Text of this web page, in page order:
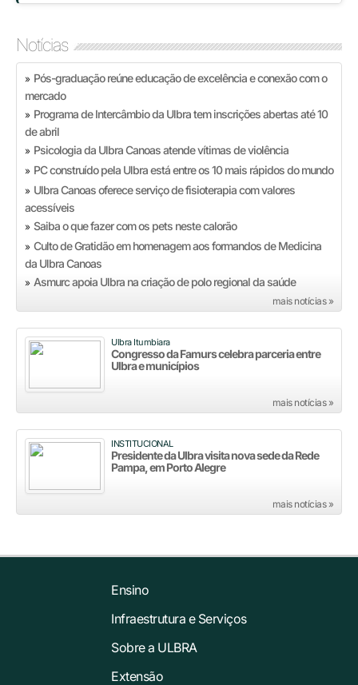
Notícias
» Pós-graduação reúne educação de excelência e conexão com o
mercado
» Programa de Intercâmbio da Ulbra tem inscrições abertas até 10
de abril
» Psicologia da Ulbra Canoas atende vítimas de violência
» PC construído pela Ulbra está entre os 10 mais rápidos do mundo
» Ulbra Canoas oferece serviço de fisioterapia com valores
acessíveis
» Saiba o que fazer com os pets neste calorão
» Culto de Gratidão em homenagem aos formandos de Medicina
da Ulbra Canoas
» Asmurc apoia Ulbra na criação de polo regional da saúde
mais notícias »
Ulbra Itumbiara
Congresso da Famurs celebra parceria entre
Ulbra e municípios
mais notícias »
INSTITUCIONAL
Presidente da Ulbra visita nova sede da Rede
Pampa, em Porto Alegre
mais notícias »
Ensino
Infraestrutura e Serviços
Sobre a ULBRA
Extensão